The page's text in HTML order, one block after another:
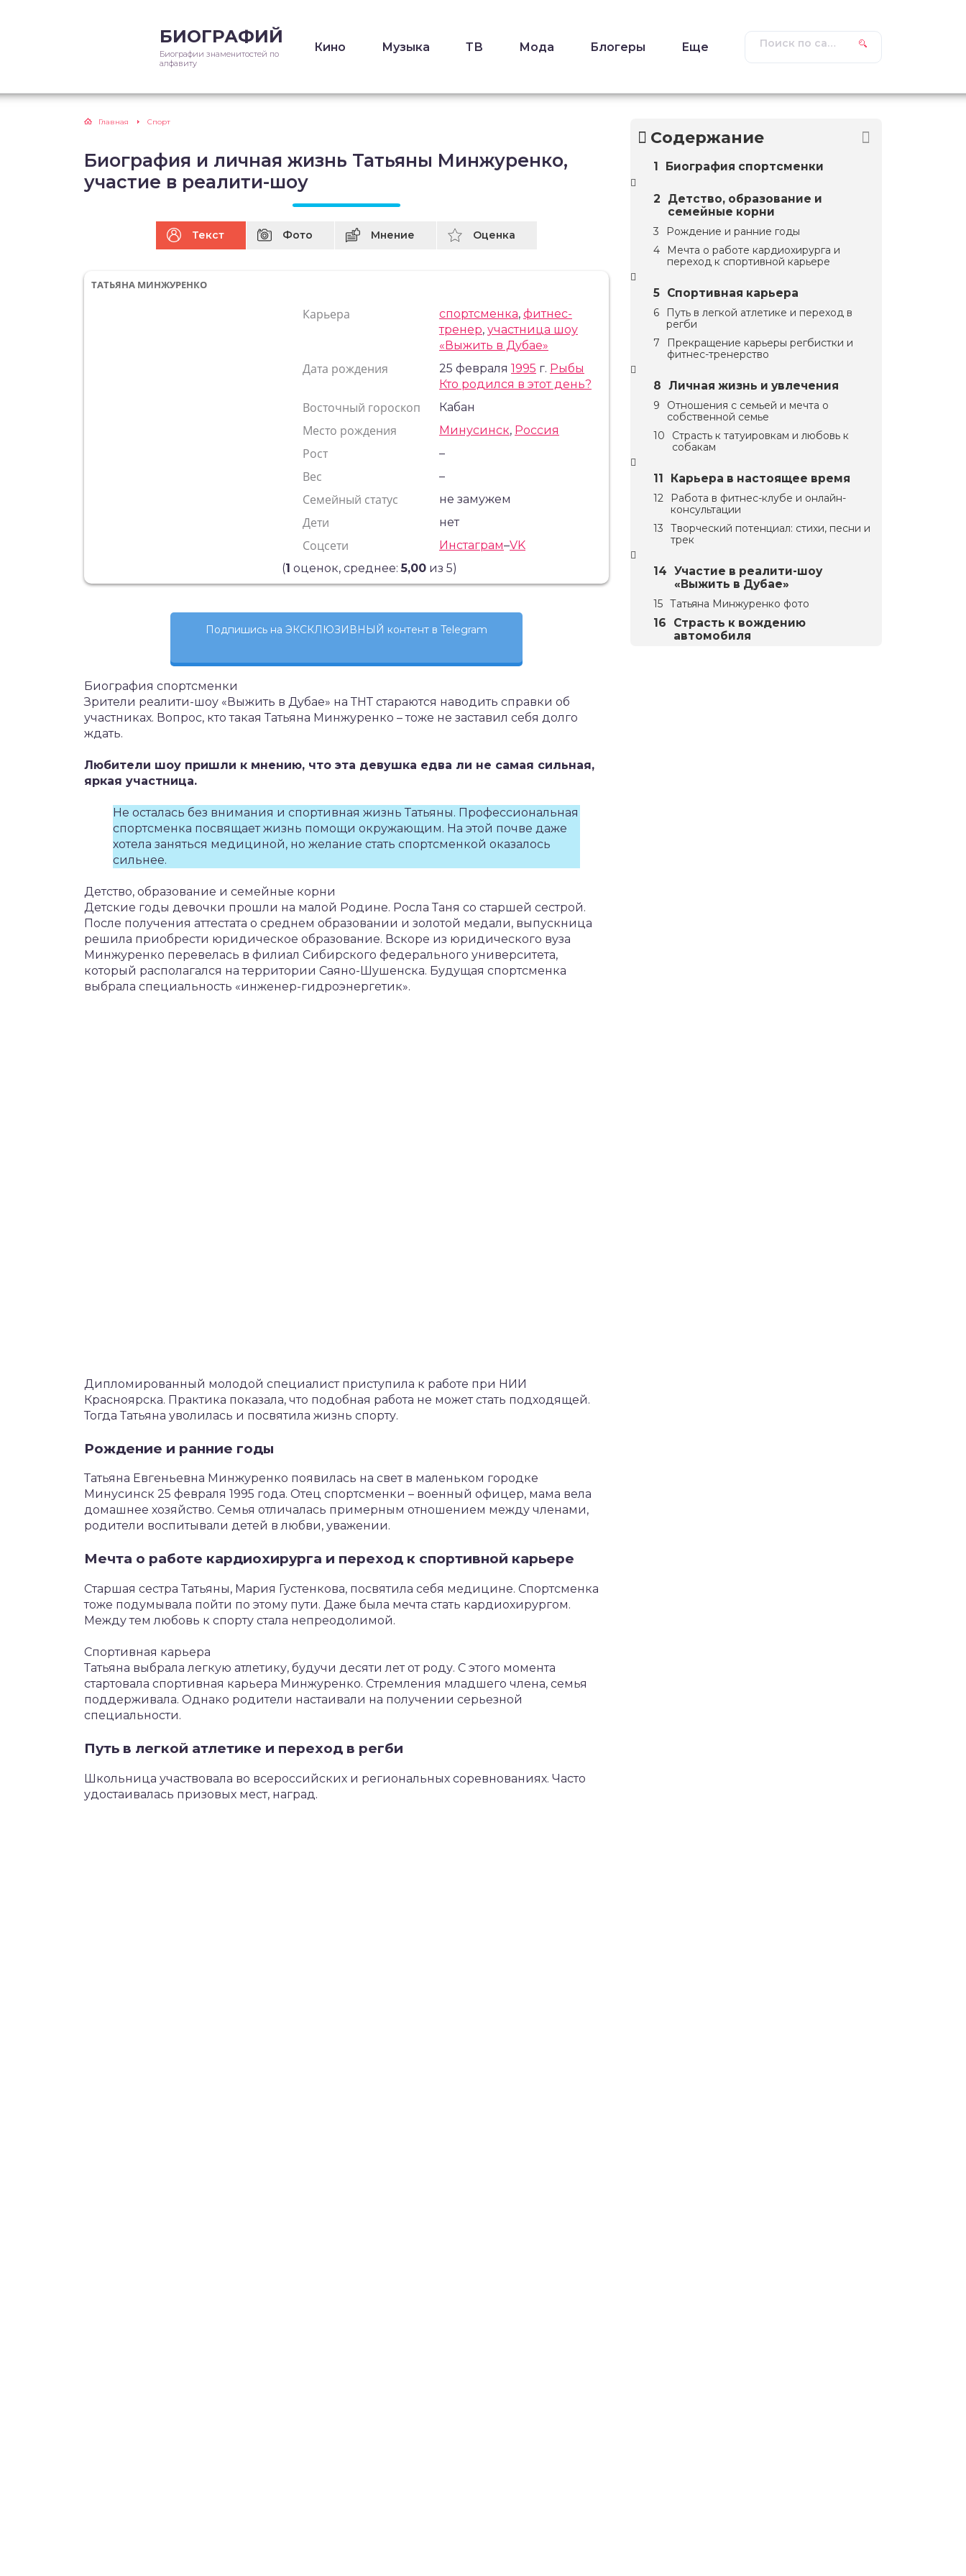
БИОГРАФИЙ
Биографии знаменитостей по
алфавиту
Кино Музыка ТВ Мода Блогеры Еще
Главная Спорт
Биография и личная жизнь Татьяны Минжуренко,
участие в реалити-шоу
Текст Фото Мнение Оценка
ТАТЬЯНА МИНЖУРЕНКО
Карьера спортсменка,фитнес-
тренер,участница шоу
«Выжить в Дубае»
Дата рождения 25 февраля1995 г. Рыбы
Кто родился в этот день?
Восточный гороскоп Кабан
Место рождения Минусинск, Россия
Рост –
Вес –
Семейный статус не замужем
Дети нет
Соцсети Инстаграм–VK
(1 оценок, среднее:5,00 из 5)
Подпишись на ЭКСКЛЮЗИВНЫЙ контент в Telegram
Биография спортсменки
Зрители реалити-шоу «Выжить в Дубае» на ТНТ стараются наводить справки об
участниках. Вопрос, кто такая Татьяна Минжуренко – тоже не заставил себя долго
ждать.
Любители шоу пришли к мнению, что эта девушка едва ли не самая сильная,
яркая участница.
Не осталась без внимания и спортивная жизнь Татьяны. Профессиональная
спортсменка посвящает жизнь помощи окружающим. На этой почве даже
хотела заняться медициной, но желание стать спортсменкой оказалось
сильнее.
Детство, образование и семейные корни
Детские годы девочки прошли на малой Родине. Росла Таня со старшей сестрой.
После получения аттестата о среднем образовании и золотой медали, выпускница
решила приобрести юридическое образование. Вскоре из юридического вуза
Минжуренко перевелась в филиал Сибирского федерального университета,
который располагался на территории Саяно-Шушенска. Будущая спортсменка
выбрала специальность «инженер-гидроэнергетик».
Дипломированный молодой специалист приступила к работе при НИИ
Красноярска. Практика показала, что подобная работа не может стать подходящей.
Тогда Татьяна уволилась и посвятила жизнь спорту.
Рождение и ранние годы
Татьяна Евгеньевна Минжуренко появилась на свет в маленьком городке
Минусинск 25 февраля 1995 года. Отец спортсменки – военный офицер, мама вела
домашнее хозяйство. Семья отличалась примерным отношением между членами,
родители воспитывали детей в любви, уважении.
Мечта о работе кардиохирурга и переход к спортивной карьере
Старшая сестра Татьяны, Мария Густенкова, посвятила себя медицине. Спортсменка
тоже подумывала пойти по этому пути. Даже была мечта стать кардиохирургом.
Между тем любовь к спорту стала непреодолимой.
Спортивная карьера
Татьяна выбрала легкую атлетику, будучи десяти лет от роду. С этого момента
стартовала спортивная карьера Минжуренко. Стремления младшего члена, семья
поддерживала. Однако родители настаивали на получении серьезной
специальности.
Путь в легкой атлетике и переход в регби
Школьница участвовала во всероссийских и региональных соревнованиях. Часто
удостаивалась призовых мест, наград.
Содержание
Биография спортсменки
Детство, образование и
семейные корни
Рождение и ранние годы
Мечта о работе кардиохирурга и
переход к спортивной карьере
Спортивная карьера
Путь в легкой атлетике и переход в
регби
Прекращение карьеры регбистки и
фитнес-тренерство
Личная жизнь и увлечения
Отношения с семьей и мечта о
собственной семье
Страсть к татуировкам и любовь к
собакам
Карьера в настоящее время
Работа в фитнес-клубе и онлайн-
консультации
Творческий потенциал: стихи, песни и
трек
Участие в реалити-шоу
«Выжить в Дубае»
Татьяна Минжуренко фото
Страсть к вождению
автомобиля